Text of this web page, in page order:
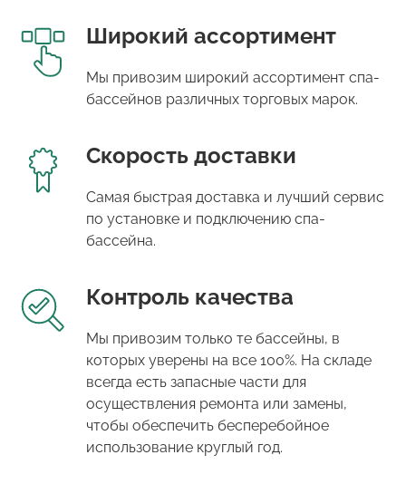
Широкий ассортимент
Мы привозим широкий ассортимент спа-
бассейнов различных торговых марок.
Скорость доставки
Самая быстрая доставка и лучший сервис
по установке и подключению спа-
бассейна.
Контроль качества
Мы привозим только те бассейны, в
которых уверены на все 100%. На складе
всегда есть запасные части для
осуществления ремонта или замены,
чтобы обеспечить бесперебойное
использование круглый год.